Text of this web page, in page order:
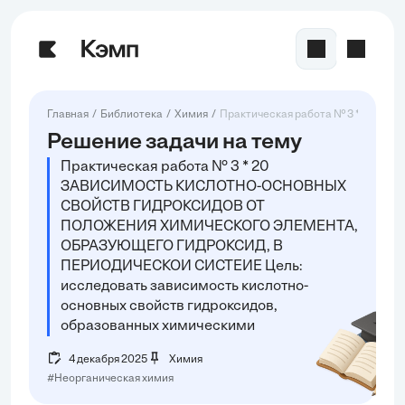
Главная Библиотека Химия Практическая работа № 3 * 20
Решение задачи на тему
Практическая работа № 3 * 20
ЗАВИСИМОСТЬ КИСЛОТНО-ОСНОВНЫХ
СВОЙСТВ ГИДРОКСИДОВ ОТ
ПОЛОЖЕНИЯ ХИМИЧЕСКОГО ЭЛЕМЕНТА,
ОБРАЗУЮЩЕГО ГИДРОКСИД, В
ПЕРИОДИЧЕСКОИ СИСТЕИЕ Цель:
исследовать зависимость кислотно-
основных свойств гидроксидов,
образованных химическими
4 декабря 2025
Химия
#Неорганическая химия